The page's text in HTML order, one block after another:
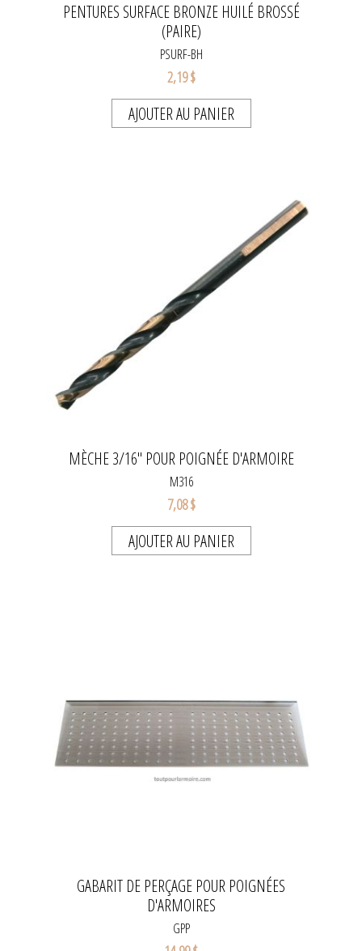
PENTURES SURFACE BRONZE HUILÉ BROSSÉ
(PAIRE)
PSURF-BH
2,19 $
AJOUTER AU PANIER
MÈCHE 3/16" POUR POIGNÉE D'ARMOIRE
M316
7,08 $
AJOUTER AU PANIER
GABARIT DE PERÇAGE POUR POIGNÉES
D'ARMOIRES
GPP